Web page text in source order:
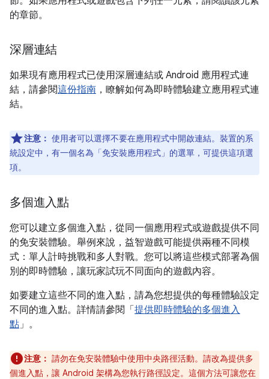
的章節。
深層連結
如果現有應用程式已使用深層連結或 Android 應用程式連
結，請參閱這份指南 ，瞭解如何為即時體驗建立應用程式連
結。
注意： 使用者可以選擇不要在應用程式中開啟連結。裝置的系
統設定中，有一個名為「免安裝應用程式」 的選單，可提供這項選
項。
多個進入點
您可以建立多個進入點，從同一個應用程式或遊戲提供不同
的免安裝體驗。舉例來說，益智遊戲可能提供兩種不同模
式：單人計時挑戰和多人對戰。您可以將這些模式部署為個
別的即時體驗，讓玩家試玩不同面向的遊戲內容。
如要建立這些不同的進入點，請為您想提供的每種體驗設定
不同的進入點。詳情請參閱「 提供即時體驗的多個進入
點」。
注意： 請勿在免安裝體驗中使用中央路徑活動。請改為提供多
個進入點，讓 Android 架構為您執行路徑設定。這個方法可讓您在